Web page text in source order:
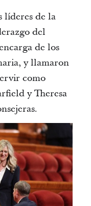
líderes de la
del
de los
y llamaron
como
y Theresa